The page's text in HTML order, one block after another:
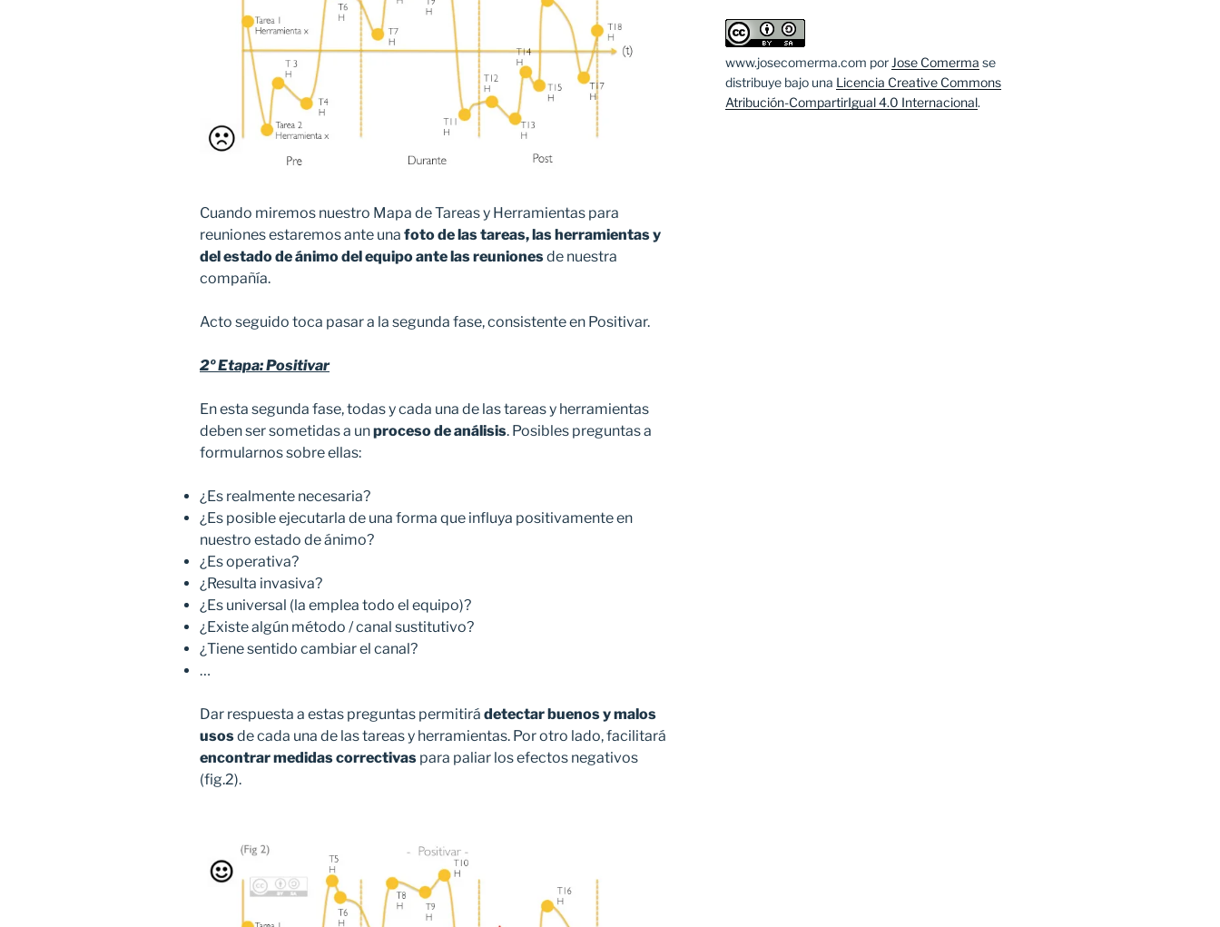
Cuando miremos nuestro Mapa de Tareas y Herramientas para
reuniones estaremos ante una foto de las tareas, las herramientas y
del estado de ánimo del equipo ante las reunionesde nuestra
compañía.
Acto seguido toca pasar a la segunda fase, consistente en Positivar.
2º Etapa: Positivar
En esta segunda fase, todas y cada una de las tareas y herramientas
deben ser sometidas a unproceso de análisis. Posibles preguntas a
formularnos sobre ellas:
¿Es realmente necesaria?
¿Es posible ejecutarla de una forma que influya positivamente en
nuestro estado de ánimo?
¿Es operativa?
¿Resulta invasiva?
¿Es universal (la emplea todo el equipo)?
¿Existe algún método / canal sustitutivo?
¿Tiene sentido cambiar el canal?
…
Dar respuesta a estas preguntas permitirá detectar buenos y malos
usosde cada una de las tareas y herramientas. Por otro lado, facilitará
encontrar medidas correctivas para paliar los efectos negativos
(fig.2).
www.josecomerma.com por Jose Comerma se
distribuye bajo una Licencia Creative Commons
Atribución-CompartirIgual 4.0 Internacional.